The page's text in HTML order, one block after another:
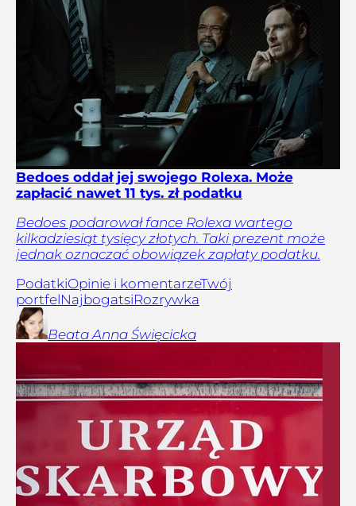
Bedoes oddał jej swojego Rolexa. Może
zapłacić nawet 11 tys. zł podatku
Bedoes podarował fance Rolexa wartego
kilkadziesiąt tysięcy złotych. Taki prezent może
jednak oznaczać obowiązek zapłaty podatku.
PodatkiOpinie i komentarzeTwój
portfelNajbogatsiRozrywka
Beata Anna Święcicka